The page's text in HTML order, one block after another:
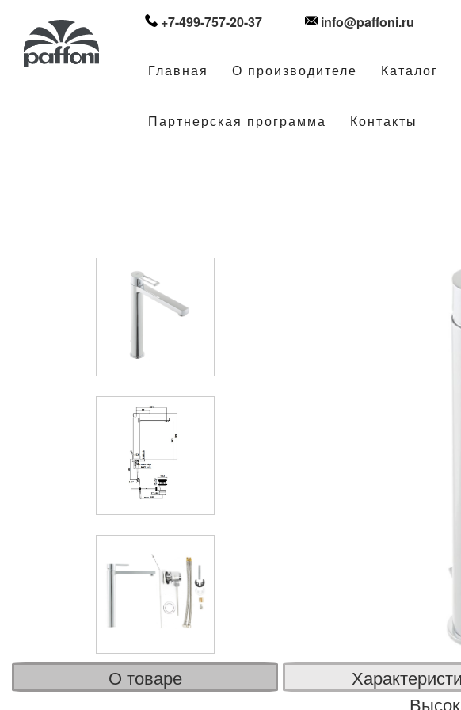
+7-499-757-20-37 info@paffoni.ru
Главная О производителе Каталог
Партнерская программа Контакты
О товаре